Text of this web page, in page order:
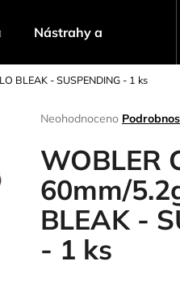
Nástrahy a návnady
BLEAK - SUSPENDING - 1 ks
Průměrné
produktu
je
0,0
z
5
hvězdiček.
Neohodnoceno
WOBLER
60mm/
BLEAK -
- 1 ks